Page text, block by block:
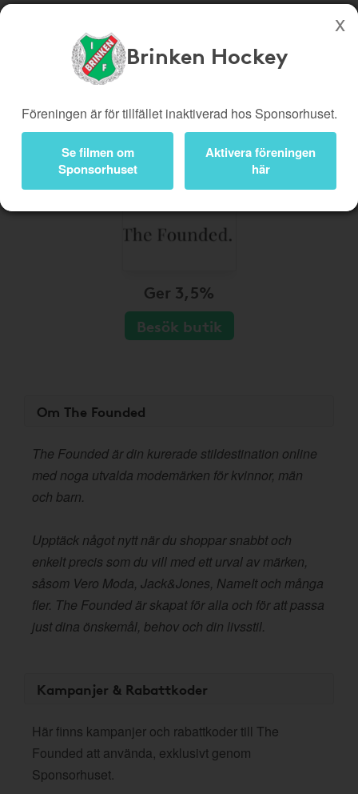
Köp genom denna sida stöttar Brinken Hockey
Presentkort
Kampanjer
Bli medlem
Logga in
Brinken Hockey
Föreningen är för tillfället inaktiverad hos Sponsorhuset.
Se filmen om
Sponsorhuset
Aktivera föreningen
här
Ger 3,5%
Besök butik
Om The Founded
The Founded är din kurerade stildestination online
med noga utvalda modemärken för kvinnor, män
och barn.
Upptäck något nytt när du shoppar snabbt och
enkelt precis som du vill med ett urval av märken,
såsom Vero Moda, Jack&Jones, NameIt och många
fler. The Founded är skapat för alla och för att passa
just dina önskemål, behov och din livsstil.
Kampanjer & Rabattkoder
Här finns kampanjer och rabattkoder till The
Founded att använda, exklusivt genom
Sponsorhuset.